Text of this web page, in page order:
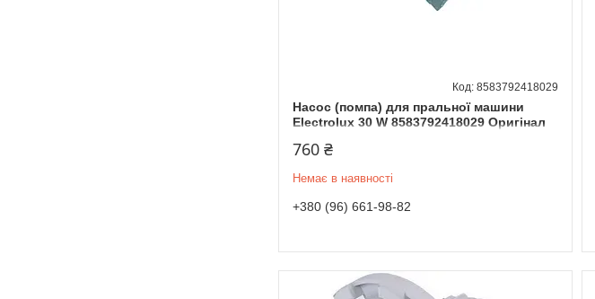
Насос (помпа) для пральної машини
Electrolux 30 W 8583792418029 Оригінал
8583792418029
760 ₴
Немає в наявності
+380 (96) 661-98-82